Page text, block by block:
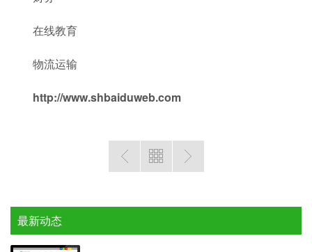
在线教育
物流运输
http://www.shbaiduweb.com
最新动态